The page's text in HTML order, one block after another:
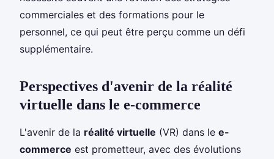
commerciales et des formations pour le
personnel, ce qui peut être perçu comme un défi
supplémentaire.
Perspectives d'avenir de la réalité
virtuelle dans le e-commerce
L'avenir de la réalité virtuelle (VR) dans le e-
commerce est prometteur, avec des évolutions